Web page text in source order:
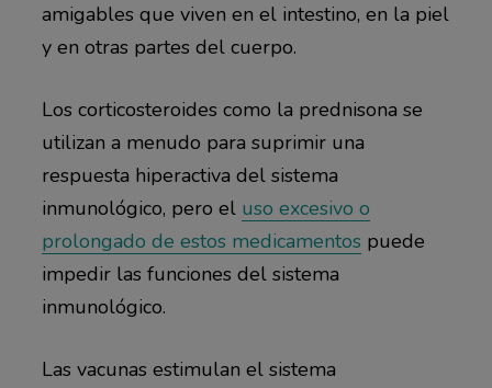
amigables que viven en el intestino, en la piel
y en otras partes del cuerpo.
Los corticosteroides como la prednisona se
utilizan a menudo para suprimir una
respuesta hiperactiva del sistema
inmunológico, pero el uso excesivo o
prolongado de estos medicamentos puede
impedir las funciones del sistema
inmunológico.
Las vacunas estimulan el sistema